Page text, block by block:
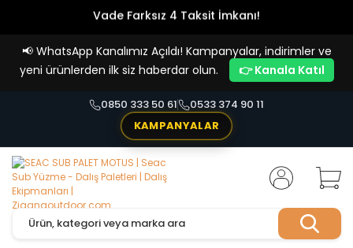
Vade Farksız 4 Taksit İmkanı!
📢 WhatsApp Kanalımız Açıldı! Kampanyalar, indirimler ve
yeni ürünlerden ilk siz haberdar olun.
👉 Kanala Katıl
0850 333 50 61
0533 374 90 11
KAMPANYALAR